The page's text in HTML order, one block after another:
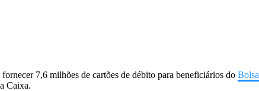
7,6 milhões de cartões de débito para beneficiários do
Caixa.